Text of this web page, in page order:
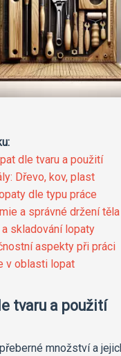
dle tvaru a použití
Dřevo, kov, plast
dle typu práce
a správné držení těla
a skladování lopaty
aspekty při práci
v oblasti lopat
tvaru a použití
množství a